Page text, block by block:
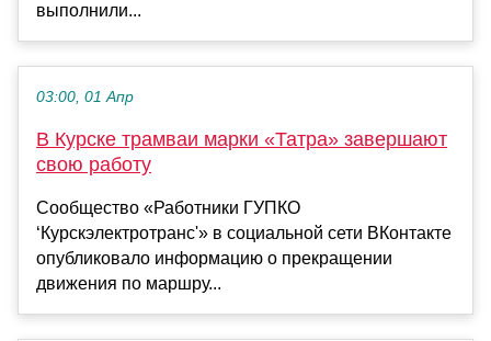
выполнили...
03:00, 01 Апр
В Курске трамваи марки «Татра» завершают
свою работу
Сообщество «Работники ГУПКО
‘Курскэлектротранс'» в социальной сети ВКонтакте
опубликовало информацию о прекращении
движения по маршру...